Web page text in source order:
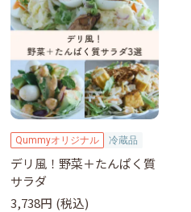
Qummyオリジナル 冷蔵品
デリ風！野菜＋たんぱく質
サラダ
3,738円 (税込)